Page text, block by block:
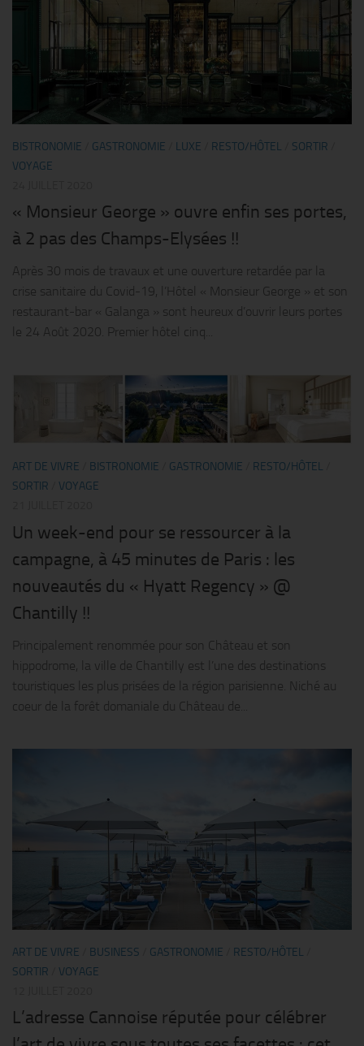
BISTRONOMIE GASTRONOMIE LUXE RESTO/HÔTEL SORTIR
VOYAGE
« Monsieur George » ouvre enfin ses portes,
à 2 pas des Champs-Elysées !!
Après 30 mois de travaux et une ouverture retardée par la
crise sanitaire du Covid-19, l’Hôtel « Monsieur George » et son
restaurant-bar « Galanga » sont heureux d’ouvrir leurs portes
le 24 Août 2020. Premier hôtel cinq...
ART DE VIVRE BISTRONOMIE GASTRONOMIE RESTO/HÔTEL
SORTIR
VOYAGE
Un week-end pour se ressourcer à la
campagne, à 45 minutes de Paris : les
nouveautés du « Hyatt Regency » @
Chantilly !!
Principalement renommée pour son Château et son
hippodrome, la ville de Chantilly est l’une des destinations
touristiques les plus prisées de la région parisienne. Niché au
coeur de la forêt domaniale du Château de...
ART DE VIVRE BUSINESS GASTRONOMIE RESTO/HÔTEL
SORTIR
VOYAGE
L’adresse Cannoise réputée pour célébrer